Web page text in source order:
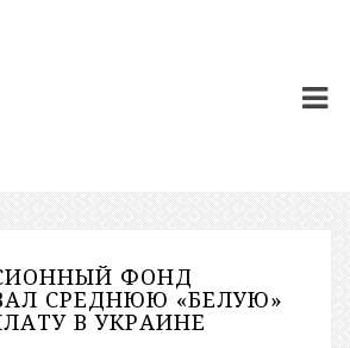
ФОНД
СРЕДНЮЮ «БЕЛУЮ»
В УКРАИНЕ